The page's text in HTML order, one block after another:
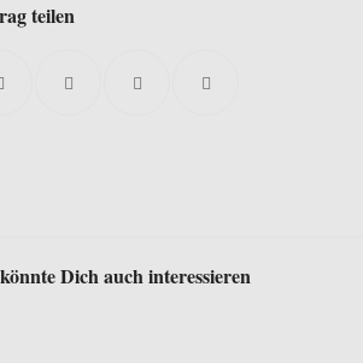
teilen
Dich auch interessieren